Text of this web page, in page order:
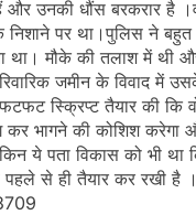
उनकी धौंस बरकरार है
निशाने पर था।पुलिस ने
था। मौके की तलाश में थी
जमीन के विवाद में
स्क्रिप्ट तैयार की कि
कर भागने की कोशिश करेगा
ये पता विकास को भी
पहले से ही तैयार कर रखी है